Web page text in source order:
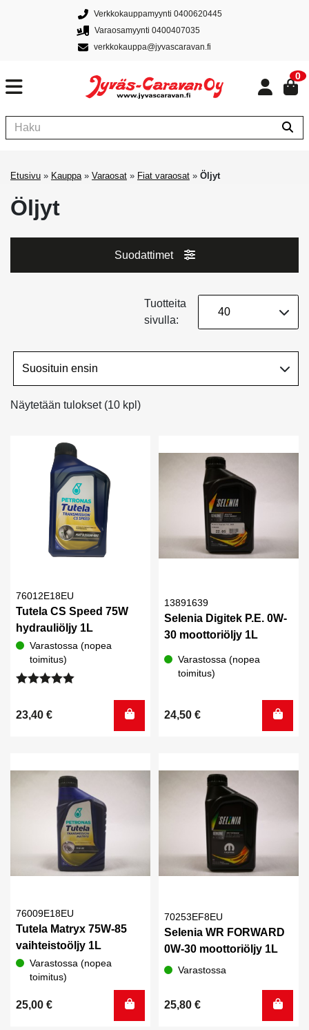
Verkkokauppamyynti 0400620445
Varaosamyynti 0400407035
verkkokauppa@jyvascaravan.fi
0
Etusivu » Kauppa» Varaosat » Fiat varaosat » Öljyt
Öljyt
Suodattimet
Näytetään tulokset (10 kpl)
Tuotteita
sivulla:
76012E18EU
Tutela CS Speed 75W
hydrauliöljy 1L
Varastossa (nopea
toimitus)
5.00/ 5
23,40 €
13891639
Selenia Digitek P.E. 0W-
30 moottoriöljy 1L
Varastossa (nopea
toimitus)
24,50 €
76009E18EU
Tutela Matryx 75W-85
vaihteistoöljy 1L
Varastossa (nopea
toimitus)
25,00 €
70253EF8EU
Selenia WR FORWARD
0W-30 moottoriöljy 1L
Varastossa
25,80 €